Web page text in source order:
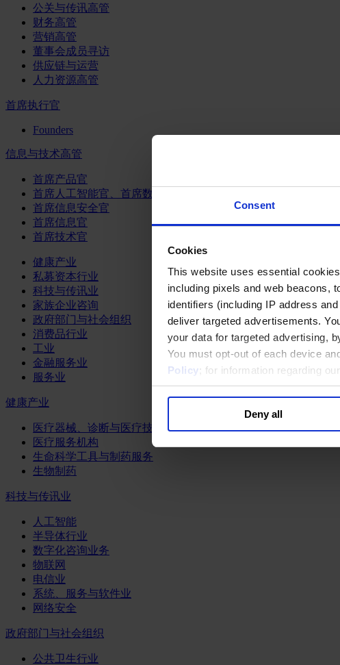
Consent
Cookies
This website uses essential
including pixels and web beacons,
identifiers (including IP address
deliver targeted advertisements.
your data for targeted advertising,
You must opt-out of each device
Policy; for information regarding
Deny all
公关与传讯高管
财务高管
营销高管
董事会成员寻访
供应链与运营
人力资源高管
首席执行官
Founders
信息与技术高管
首席产品官
首席人工智能官、首席数据官和首席数据解析官
首席信息安全官
首席信息官
首席技术官
健康产业
私募资本行业
科技与传讯业
家族企业咨询
政府部门与社会组织
消费品行业
工业
金融服务业
服务业
健康产业
医疗器械、诊断与医疗技术
医疗服务机构
生命科学工具与制药服务
生物制药
科技与传讯业
人工智能
半导体行业
数字化咨询业务
物联网
电信业
系统、服务与软件业
网络安全
政府部门与社会组织
公共卫生行业